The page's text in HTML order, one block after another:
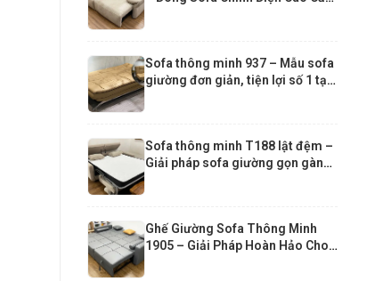
Sofa thông minh 937 – Mẫu sofa
giường đơn giản, tiện lợi số 1 tại
Sofa thông minh T188 lật đệm –
Giải pháp sofa giường gọn gàng
Ghế Giường Sofa Thông Minh
1905 – Giải Pháp Hoàn Hảo Cho